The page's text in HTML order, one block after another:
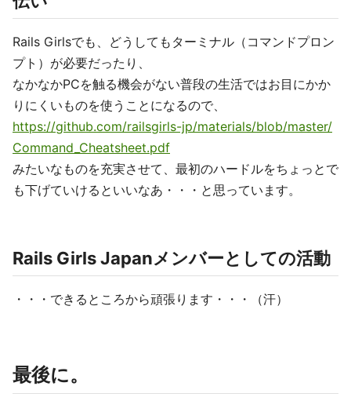
Rails Girlsでも、どうしてもターミナル（コマンドプロン
プト）が必要だったり、
なかなかPCを触る機会がない普段の生活ではお目にかか
りにくいものを使うことになるので、
https://github.com/railsgirls-jp/materials/blob/master/
Command_Cheatsheet.pdf
みたいなものを充実させて、最初のハードルをちょっとで
も下げていけるといいなあ・・・と思っています。
Rails Girls Japanメンバーとしての活動
・・・できるところから頑張ります・・・（汗）
最後に。